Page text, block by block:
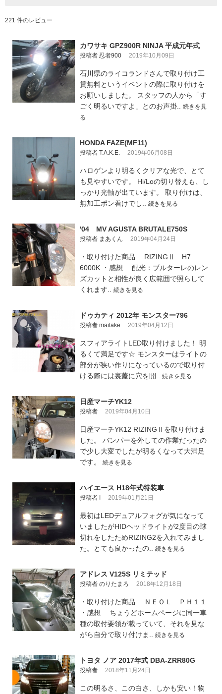
221 件のレビュー
カワサキ GPZ900R NINJA 平成元年式
投稿者 忍者900 2019年10月09日
石川県のライコランドさんで取り付け工
賃無料というイベントの際に取り付けを
お願いしました。 スタッフの人から「す
ごく明るいですよ」とのお声掛.. 続きを見
る
HONDA FAZE(MF11)
投稿者 T.A.K.E. 2019年06月08日
ハロゲンより明るくクリアな光で、とて
も見やすいです。 Hi/Loの切り替えも、し
っかり光軸が出ています。 取り付けは、
無加工ポン着けでし.. 続きを見る
'04 MV AGUSTA BRUTALE750S
投稿者 まあくん 2019年04月24日
・取り付けた商品 RIZINGⅡ H7
6000K ・感想 配光：ブルターレのレン
ズカットと相性が良く広範囲で照らして
くれます.. 続きを見る
ドゥカティ 2012年 モンスター796
投稿者 maitake 2019年04月12日
スフィアライトLED取り付けました！ 明
るくて満足です☆ モンスターはライトの
部分が狭い作りになっているので取り付
ける際には裏蓋に穴を開.. 続きを見る
日産マーチYK12
投稿者 2019年04月10日
日産マーチYK12 RIZINGⅡを取り付けま
した。 バンパーを外しての作業だったの
で少し大変でしたが明るくなって大満足
です。 続きを見る
ハイエース H18年式特装車
投稿者 I 2019年01月21日
最初はLEDデュアルフォグが気になって
いましたがHIDヘッドライトが2度目の球
切れをしたためRIZING2を入れてみまし
た。とても良かったの.. 続きを見る
アドレス V125S リミテッド
投稿者 のりたまろ 2018年12月18日
・取り付けた商品 ＮＥＯＬ ＰＨ１１
・感想 ちょうどホームページに同一車
種の取付要領が載っていて、それを見な
がら自分で取り付けま.. 続きを見る
トヨタ ノア 2017年式 DBA-ZRR80G
投稿者 2018年11月24日
この明るさ、この白さ、しかも安い！物